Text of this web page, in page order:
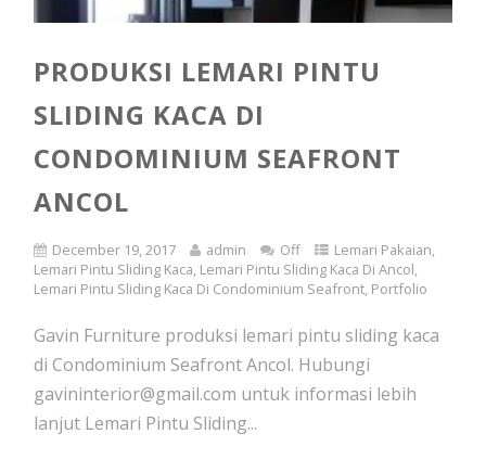
PRODUKSI LEMARI PINTU
SLIDING KACA DI
CONDOMINIUM SEAFRONT
ANCOL
December 19, 2017 admin Off Lemari Pakaian,
Lemari Pintu Sliding Kaca, Lemari Pintu Sliding Kaca Di Ancol,
Lemari Pintu Sliding Kaca Di Condominium Seafront, Portfolio
Gavin Furniture produksi lemari pintu sliding kaca
di Condominium Seafront Ancol. Hubungi
gavininterior@gmail.com untuk informasi lebih
lanjut Lemari Pintu Sliding...